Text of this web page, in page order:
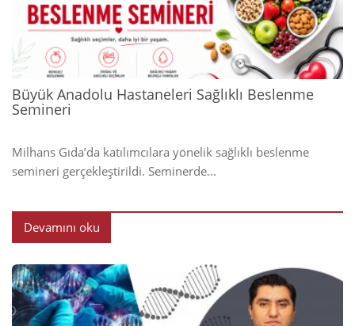
2024
Büyük Anadolu Hastaneleri Sağlıklı Beslenme
Semineri
Milhans Gıda’da katılımcılara yönelik sağlıklı beslenme
semineri gerçekleştirildi. Seminerde...
Devamını oku